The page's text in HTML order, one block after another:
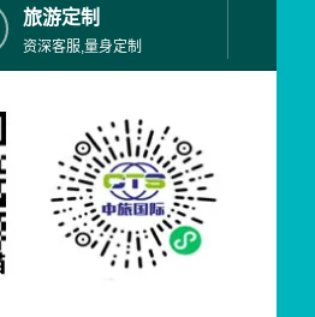
旅游定制
资深客服,量身定制